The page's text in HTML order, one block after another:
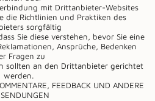
mit Drittanbieter-Websites
die Richtlinien und Praktiken des
sorgfältig
Sie diese verstehen, bevor Sie eine
Ansprüche, Bedenken
Fragen zu
sollten an den Drittanbieter gerichtet
werden.
FEEDBACK UND ANDERE